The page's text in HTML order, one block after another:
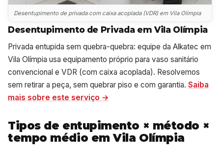
Desentupimento de privada com caixa acoplada (VDR) em Vila Olímpia
Desentupimento de Privada em Vila Olímpia
Privada entupida sem quebra-quebra: equipe da Alkatec em
Vila Olímpia usa equipamento próprio para vaso sanitário
convencional e VDR (com caixa acoplada). Resolvemos
sem retirar a peça, sem quebrar piso e com garantia. Saiba
mais sobre este serviço →
Tipos de entupimento × método ×
tempo médio em Vila Olímpia